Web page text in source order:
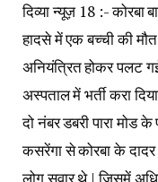
दिव्या न्यूज़ 18 :- कोरबा
हादसे में एक बच्ची की
अनियंत्रित होकर पलट
अस्पताल में भर्ती करा
दो नंबर डबरी पारा मोड
कसरेंगा से कोरबा के